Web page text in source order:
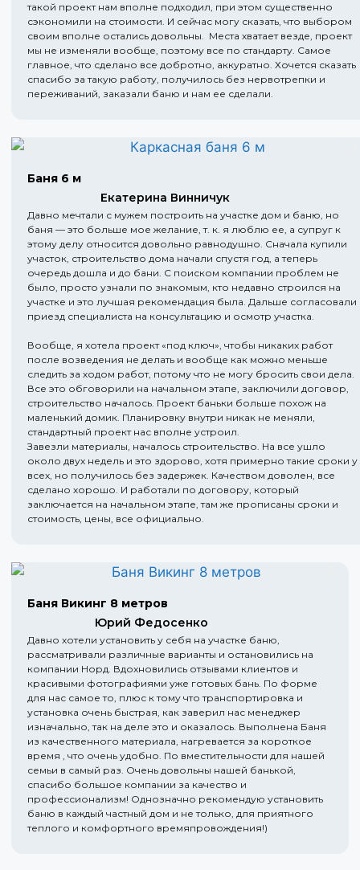
такой проект нам вполне подходил, при этом существенно
сэкономили на стоимости. И сейчас могу сказать, что выбором
своим вполне остались довольны. Места хватает везде, проект
мы не изменяли вообще, поэтому все по стандарту. Самое
главное, что сделано все добротно, аккуратно. Хочется сказать
спасибо за такую работу, получилось без нервотрепки и
переживаний, заказали баню и нам ее сделали.
Баня 6 м
Екатерина Винничук
Давно мечтали с мужем построить на участке дом и баню, но
баня — это больше мое желание, т. к. я люблю ее, а супруг к
этому делу относится довольно равнодушно. Сначала купили
участок, строительство дома начали спустя год, а теперь
очередь дошла и до бани. С поиском компании проблем не
было, просто узнали по знакомым, кто недавно строился на
участке и это лучшая рекомендация была. Дальше согласовали
приезд специалиста на консультацию и осмотр участка.
Вообще, я хотела проект «под ключ», чтобы никаких работ
после возведения не делать и вообще как можно меньше
следить за ходом работ, потому что не могу бросить свои дела.
Все это обговорили на начальном этапе, заключили договор,
строительство началось. Проект баньки больше похож на
маленький домик. Планировку внутри никак не меняли,
стандартный проект нас вполне устроил.
Завезли материалы, началось строительство. На все ушло
около двух недель и это здорово, хотя примерно такие сроки у
всех, но получилось без задержек. Качеством доволен, все
сделано хорошо. И работали по договору, который
заключается на начальном этапе, там же прописаны сроки и
стоимость, цены, все официально.
Баня Викинг 8 метров
Юрий Федосенко
Давно хотели установить у себя на участке баню,
рассматривали различные варианты и остановились на
компании Норд. Вдохновились отзывами клиентов и
красивыми фотографиями уже готовых бань. По форме
для нас самое то, плюс к тому что транспортировка и
установка очень быстрая, как заверил нас менеджер
изначально, так на деле это и оказалось. Выполнена Баня
из качественного материала, нагревается за короткое
время , что очень удобно. По вместительности для нашей
семьи в самый раз. Очень довольны нашей банькой,
спасибо большое компании за качество и
профессионализм! Однозначно рекомендую установить
баню в каждый частный дом и не только, для приятного
теплого и комфортного времяпровождения!)